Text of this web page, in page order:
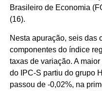
Brasileiro de Economia
(16).
Nesta apuração, seis das
componentes do índice
taxas de variação. A
do IPC-S partiu do grupo
passou de -0,02%, na